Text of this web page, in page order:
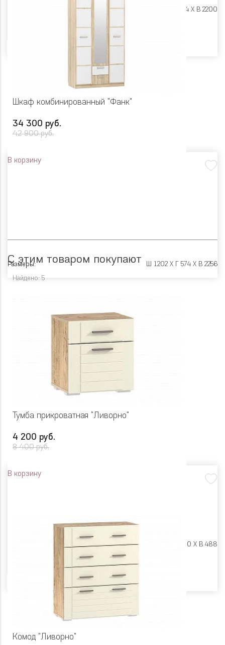
Ш 1658 X Г 604 X В 2200
Шкаф комбинированный "Фанк"
34 300 руб.
42 900 руб.
В корзину
Размеры: Ш 1202 X Г 574 X В 2256
С этим товаром покупают
Найдено: 5
Тумба прикроватная "Ливорно"
4 200 руб.
8 400 руб.
В корзину
Ш 452 X Г 380 X В 488
Комод "Ливорно"